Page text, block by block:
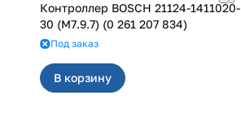
Контроллер BOSCH 21124-1411020-
30 (M7.9.7) (0 261 207 834)
Под заказ
В корзину